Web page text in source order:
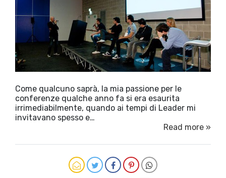
Come qualcuno saprà, la mia passione per le
conferenze qualche anno fa si era esaurita
irrimediabilmente, quando ai tempi di Leader mi
invitavano spesso e…
Read more »